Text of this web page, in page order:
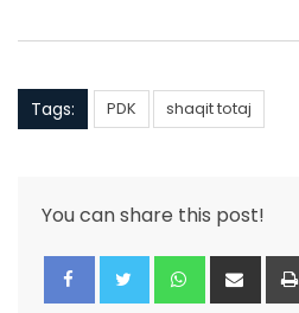
Tags: PDK shaqit totaj
You can share this post!
Whatsapp
Share
via